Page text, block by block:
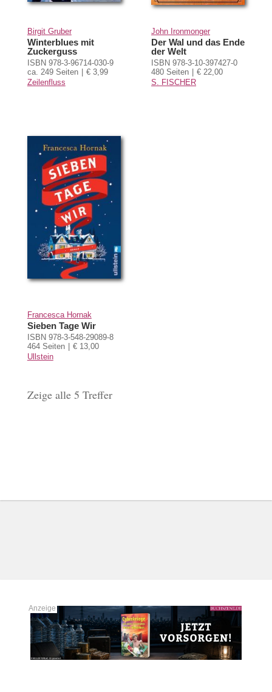
Birgit Gruber
Winterblues mit
Zuckerguss
ISBN 978-3-96714-030-9
ca. 249 Seiten
€ 3,99
Zeilenfluss
John Ironmonger
Der Wal und das Ende
der Welt
ISBN 978-3-10-397427-0
480 Seiten
€ 22,00
S. FISCHER
Francesca Hornak
Sieben Tage Wir
ISBN 978-3-548-29089-8
464 Seiten
€ 13,00
Ullstein
Zeige alle 5 Treffer